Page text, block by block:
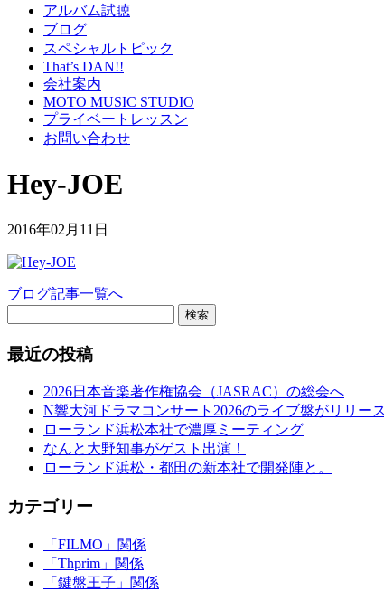
アルバム試聴
ブログ
スペシャルトピック
That’s DAN!!
会社案内
MOTO MUSIC STUDIO
プライベートレッスン
お問い合わせ
Hey-JOE
2016年02月11日
ブログ記事一覧へ
検索
最近の投稿
2026日本音楽著作権協会（JASRAC）の総会へ
N響大河ドラマコンサート2026のライブ盤がリリース
ローランド浜松本社で濃厚ミーティング
なんと大野知事がゲスト出演！
ローランド浜松・都田の新本社で開発陣と。
カテゴリー
「FILMO」関係
「Thprim」関係
「鍵盤王子」関係